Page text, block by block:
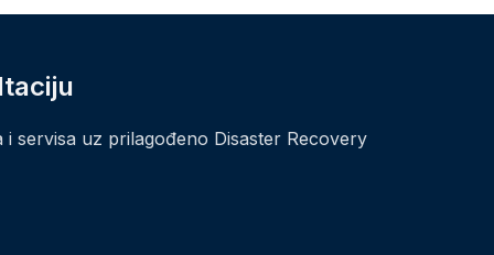
servisa uz prilagođeno Disaster Recovery